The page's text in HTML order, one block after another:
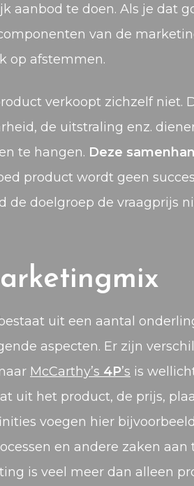
aanbod te doen. Als je dat
van de
op afstemmen.
verkoopt zichzelf niet.
de uitstraling enz.
te hangen. Deze
product wordt geen
de doelgroep de vraagprijs
uit een aantal
aspecten. Er zijn
McCarthy’s 4P’s is
uit het product, de prijs,
voegen hier
en andere zaken aan
is veel meer dan alleen